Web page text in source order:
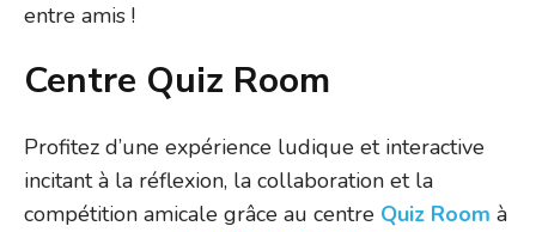
entre amis !
Centre Quiz Room
Profitez d’une expérience ludique et interactive
incitant à la réflexion, la collaboration et la
compétition amicale grâce au centre Quiz Room à